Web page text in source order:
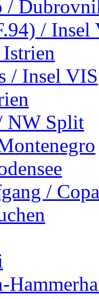
/
/ Insel
Istrien
/ Insel VIS
NW Split
/